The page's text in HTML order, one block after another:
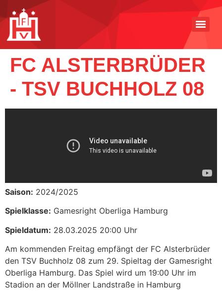
FC ALSTERBRÜDER
- TSV BUCHHOLZ 08
Saison: 2024/2025
Spielklasse: Gamesright Oberliga Hamburg
Spieldatum: 28.03.2025 20:00 Uhr
Am kommenden Freitag empfängt der FC Alsterbrüder
den TSV Buchholz 08 zum 29. Spieltag der Gamesright
Oberliga Hamburg. Das Spiel wird um 19:00 Uhr im
Stadion an der Möllner Landstraße in Hamburg